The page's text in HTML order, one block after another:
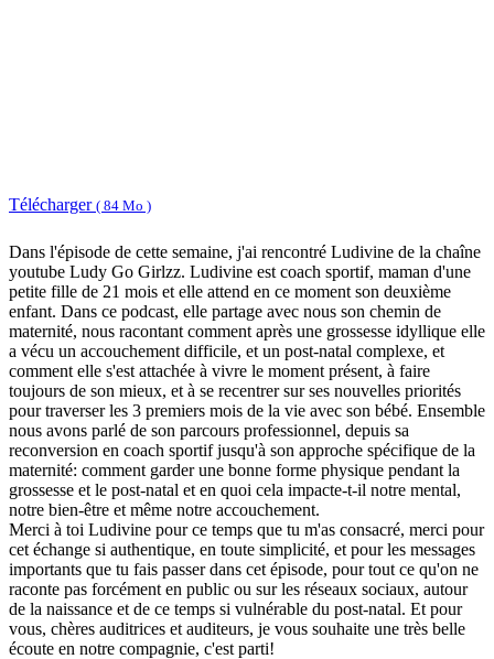
Télécharger ( 84 Mo )
Dans l'épisode de cette semaine, j'ai rencontré Ludivine de la chaîne
youtube Ludy Go Girlzz. Ludivine est coach sportif, maman d'une
petite fille de 21 mois et elle attend en ce moment son deuxième
enfant. Dans ce podcast, elle partage avec nous son chemin de
maternité, nous racontant comment après une grossesse idyllique elle
a vécu un accouchement difficile, et un post-natal complexe, et
comment elle s'est attachée à vivre le moment présent, à faire
toujours de son mieux, et à se recentrer sur ses nouvelles priorités
pour traverser les 3 premiers mois de la vie avec son bébé. Ensemble
nous avons parlé de son parcours professionnel, depuis sa
reconversion en coach sportif jusqu'à son approche spécifique de la
maternité: comment garder une bonne forme physique pendant la
grossesse et le post-natal et en quoi cela impacte-t-il notre mental,
notre bien-être et même notre accouchement.
Merci à toi Ludivine pour ce temps que tu m'as consacré, merci pour
cet échange si authentique, en toute simplicité, et pour les messages
importants que tu fais passer dans cet épisode, pour tout ce qu'on ne
raconte pas forcément en public ou sur les réseaux sociaux, autour
de la naissance et de ce temps si vulnérable du post-natal. Et pour
vous, chères auditrices et auditeurs, je vous souhaite une très belle
écoute en notre compagnie, c'est parti!